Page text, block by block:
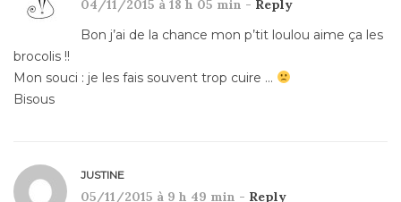
04/11/2015 à 18 h 05 min - Reply
Bon j’ai de la chance mon p’tit loulou aime ça les
brocolis !!
Mon souci : je les fais souvent trop cuire …
Bisous
JUSTINE
05/11/2015 à 9 h 49 min - Reply